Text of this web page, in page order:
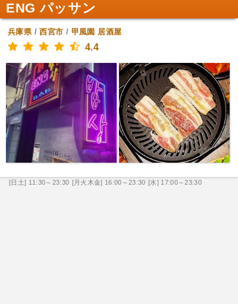
ENG パッサン
兵庫県/西宮市 / 甲風園 居酒屋
4.4
[日土] 11:30～23:30 [月火木金] 16:00～23:30 [水] 17:00～23:30